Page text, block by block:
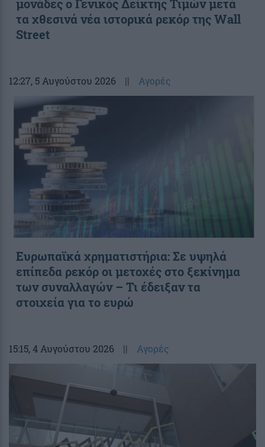
μονάδες ο Γενικός Δείκτης Τιμών μετά
τα χθεσινά νέα ιστορικά ρεκόρ της Wall
Street
12:27, 5 Αυγούστου 2026 || Αγορές
Ευρωπαϊκά χρηματιστήρια: Σε υψηλά
επίπεδα ρεκόρ οι μετοχές στο ξεκίνημα
των συναλλαγών – Τι έδειξαν τα
στοιχεία για το ευρώ
15:15, 4 Αυγούστου 2026 || Αγορές